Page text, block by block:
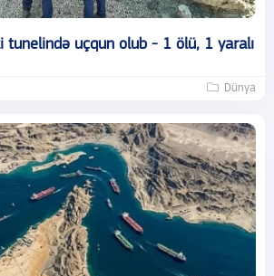
tunelində uçqun olub - 1 ölü, 1 yaralı
Dünya